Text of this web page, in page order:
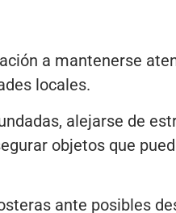
a mantenerse
locales.
alejarse de
objetos que
ante posibles